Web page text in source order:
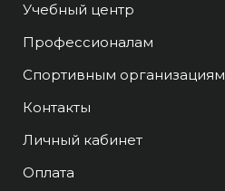
Учебный центр
Профессионалам
Спортивным организациям
Контакты
Личный кабинет
Оплата